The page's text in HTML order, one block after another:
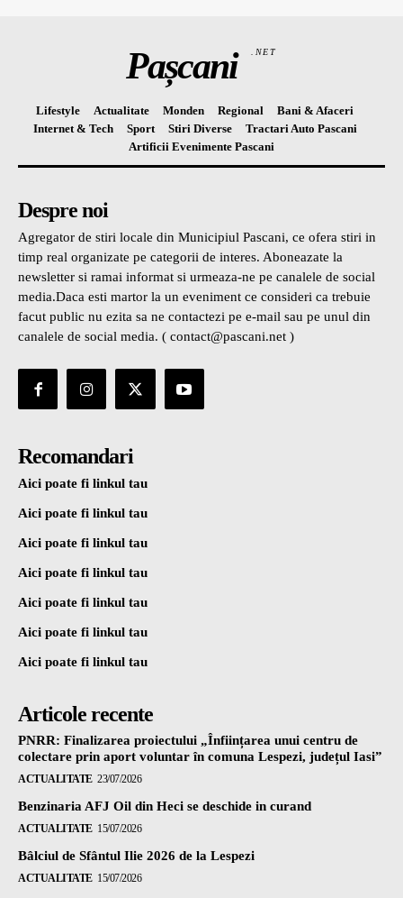
Pașcani .NET
Lifestyle Actualitate Monden Regional
Bani & Afaceri
Internet & Tech
Sport Stiri Diverse
Tractari Auto Pascani
Artificii Evenimente Pascani
Despre noi
Agregator de stiri locale din Municipiul Pascani, ce ofera stiri in
timp real organizate pe categorii de interes. Aboneazate la
newsletter si ramai informat si urmeaza-ne pe canalele de social
media.Daca esti martor la un eveniment ce consideri ca trebuie
facut public nu ezita sa ne contactezi pe e-mail sau pe unul din
canalele de social media. ( contact@pascani.net )
Recomandari
Aici poate fi linkul tau
Aici poate fi linkul tau
Aici poate fi linkul tau
Aici poate fi linkul tau
Aici poate fi linkul tau
Aici poate fi linkul tau
Aici poate fi linkul tau
Articole recente
PNRR: Finalizarea proiectului „Înființarea unui centru de
colectare prin aport voluntar în comuna Lespezi, județul Iasi”
ACTUALITATE 23/07/2026
Benzinaria AFJ Oil din Heci se deschide in curand
ACTUALITATE 15/07/2026
Bâlciul de Sfântul Ilie 2026 de la Lespezi
ACTUALITATE 15/07/2026